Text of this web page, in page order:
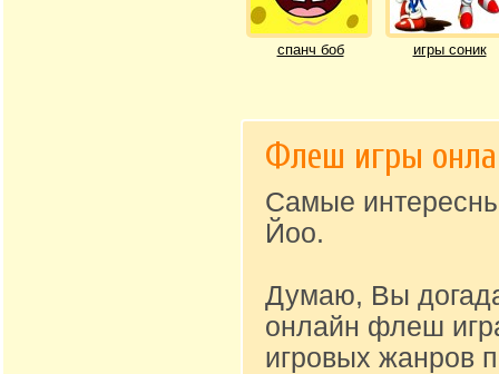
спанч боб игры соник
Флеш игры
Самые
Йоо.
Думаю, Вы
онлайн флеш
игровых жанров